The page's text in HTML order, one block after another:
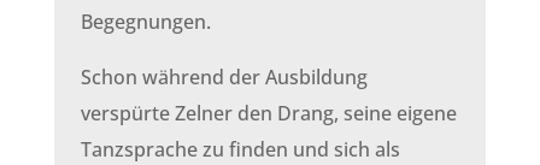
Begegnungen.
Schon während der Ausbildung
verspürte Zelner den Drang, seine eigene
Tanzsprache zu finden und sich als